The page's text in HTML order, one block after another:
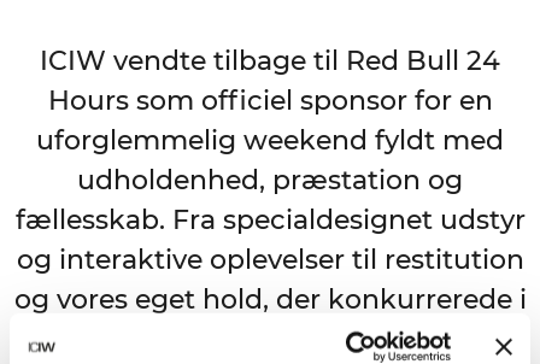
ICIW vendte tilbage til Red Bull 24
Hours som officiel sponsor for en
uforglemmelig weekend fyldt med
udholdenhed, præstation og
fællesskab. Fra specialdesignet udstyr
og interaktive oplevelser til restitution
og vores eget hold, der konkurrerede i
24 timer i træk – dette event